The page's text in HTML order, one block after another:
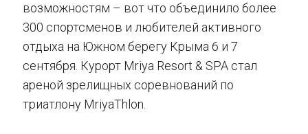
возможностям – вот что объединило более
300 спортсменов и любителей активного
отдыха на Южном берегу Крыма 6 и 7
сентября. Курорт Mriya Resort & SPA стал
ареной зрелищных соревнований по
триатлону MriyaThlon.